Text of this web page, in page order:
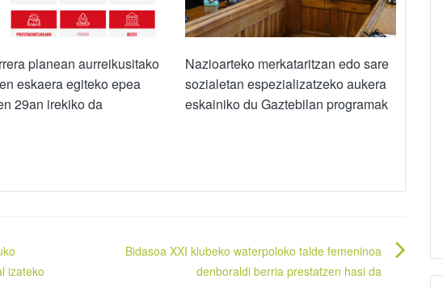
planean aurreikusitako
eskaera egiteko epea
29an irekiko da
Nazioarteko merkataritzan edo sare
sozialetan espezializatzeko aukera
eskainiko du Gaztebilan programak
izateko
Bidasoa XXI klubeko waterpoloko talde femeninoa
denboraldi berria prestatzen hasi da